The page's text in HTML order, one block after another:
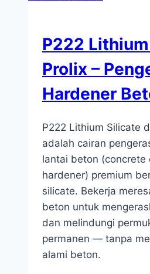
P222
Prolix –
Hardener
P222 Lithium Silicate
adalah cairan
lantai beton (concrete
hardener) premium
silicate. Bekerja
beton untuk
dan melindungi
permanen — tanpa
alami beton.